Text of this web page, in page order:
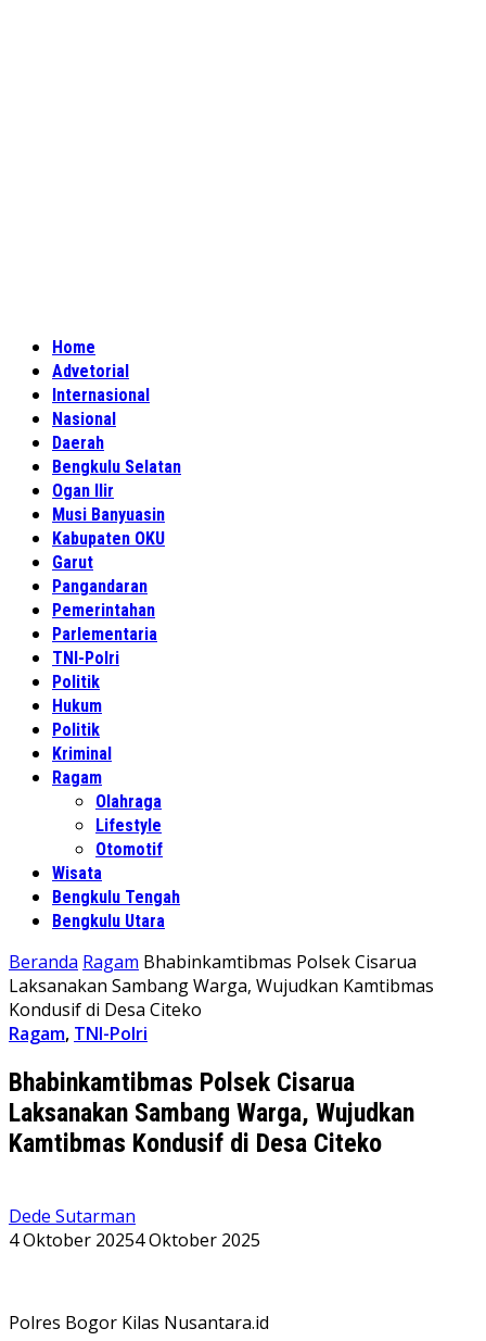
Home
Advetorial
Internasional
Nasional
Daerah
Bengkulu Selatan
Ogan Ilir
Musi Banyuasin
Kabupaten OKU
Garut
Pangandaran
Pemerintahan
Parlementaria
TNI-Polri
Politik
Hukum
Politik
Kriminal
Ragam
Olahraga
Lifestyle
Otomotif
Wisata
Bengkulu Tengah
Bengkulu Utara
Beranda Ragam Bhabinkamtibmas Polsek Cisarua
Laksanakan Sambang Warga, Wujudkan Kamtibmas
Kondusif di Desa Citeko
Ragam, TNI-Polri
Bhabinkamtibmas Polsek Cisarua
Laksanakan Sambang Warga, Wujudkan
Kamtibmas Kondusif di Desa Citeko
Dede Sutarman
4 Oktober 20254 Oktober 2025
Polres Bogor Kilas Nusantara.id